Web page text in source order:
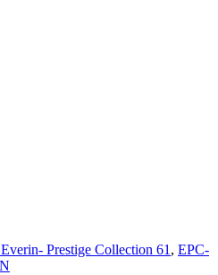
Prestige Collection 61, EPC-